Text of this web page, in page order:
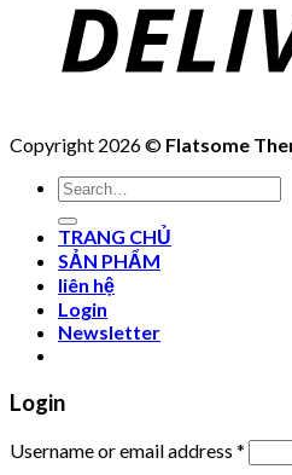
Copyright 2026 © Flatsome
Search
for:
TRANG CHỦ
SẢN PHẨM
liên hệ
Login
Newsletter
Login
Username or email address *